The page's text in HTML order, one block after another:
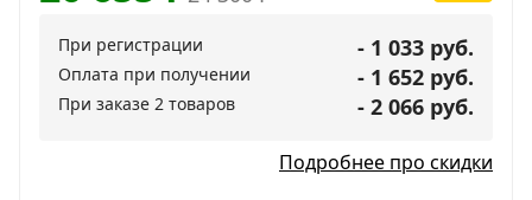
При регистрации - 1 033 руб.
Оплата при получении - 1 652 руб.
При заказе 2 товаров - 2 066 руб.
Подробнее про скидки